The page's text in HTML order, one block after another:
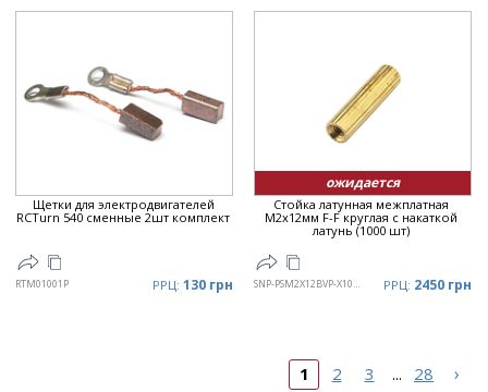
Щетки для электродвигателей
RCTurn 540 сменные 2шт комплект
RTM01001P РРЦ: 130 грн
ожидается
Стойка латунная межплатная
M2x12мм F-F круглая с накаткой
латунь (1000 шт)
РРЦ: 2450 грн
1 2 3 ... 28 ›